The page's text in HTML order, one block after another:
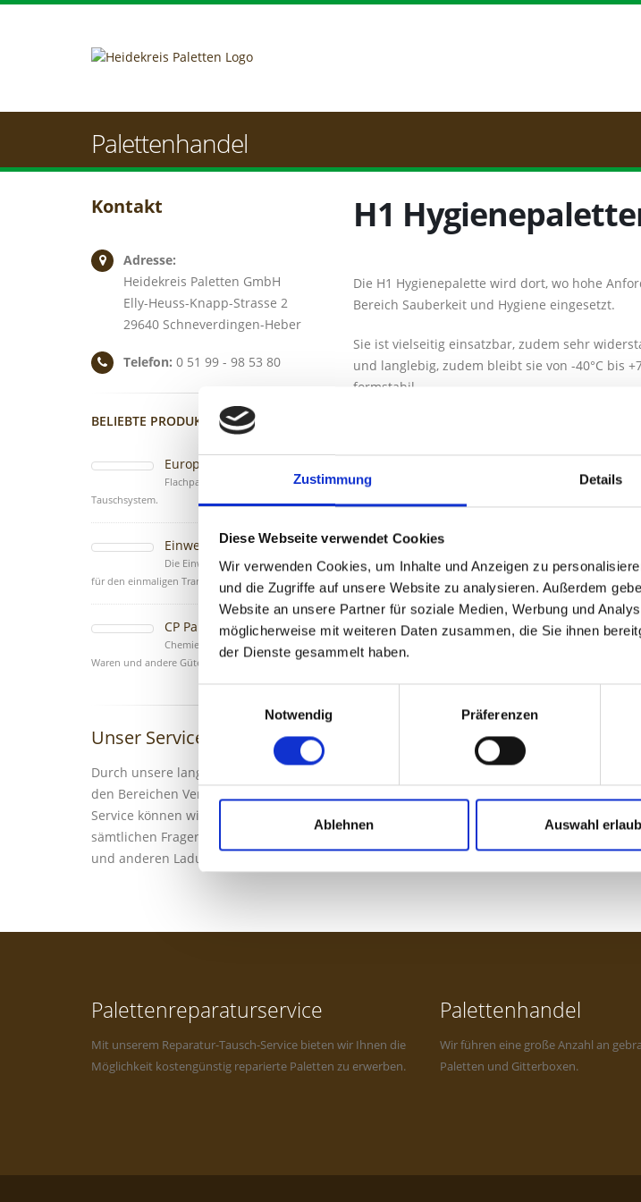
Zustimmung Details
Diese Webseite verwendet Cookies
Wir verwenden Cookies, um Inhalte und Anzeigen zu
und die Zugriffe auf unsere Website zu analysieren. Außerdem
Website an unsere Partner für soziale Medien, Werbung und
möglicherweise mit weiteren Daten zusammen, die Sie ihnen
der Dienste gesammelt haben.
Notwendig
Präferenzen
Ablehnen Auswahl
Palettenhandel
Kontakt
Adresse:
Heidekreis Paletten GmbH
Elly-Heuss-Knapp-Strasse 2
29640 Schneverdingen-Heber
Telefon: 0 51 99 - 98 53 80
BELIEBTE PRODUKTE
Europaletten
Flachpalette aus dem Europool
Tauschsystem.
Einwegpaletten
Die Einwegpalette (Exportpalette)
für den einmaligen Transport.
CP Paletten
Chemiepalette für chemische
Waren und andere Güter.
Unser Service
Durch unsere langjährige Erfahrung in
den Bereichen Verkauf, Reparatur und
Service können wir Ihnen bei
sämtlichen Fragen rund um die Palette
und anderen Ladungsträgern helfen.
H1
Die H1 Hygienepalette wird dort, wo hohe
Bereich Sauberkeit und Hygiene eingesetzt.
Sie ist vielseitig einsatzbar, zudem sehr
und langlebig, zudem bleibt sie von -40°C bis
formstabil.
Anfrage Hygienepalette Paletten
Palettenreparaturservice
Mit unserem Reparatur-Tausch-Service bieten wir Ihnen die
Möglichkeit kostengünstig reparierte Paletten zu erwerben.
Palettenhandel
Wir führen eine große Anzahl an
Paletten und Gitterboxen.